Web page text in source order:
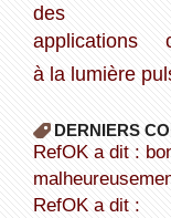
des
applications
à la lumière
DERNIERS
refOK a dit : bonjour, je ne peux
refOK a dit :